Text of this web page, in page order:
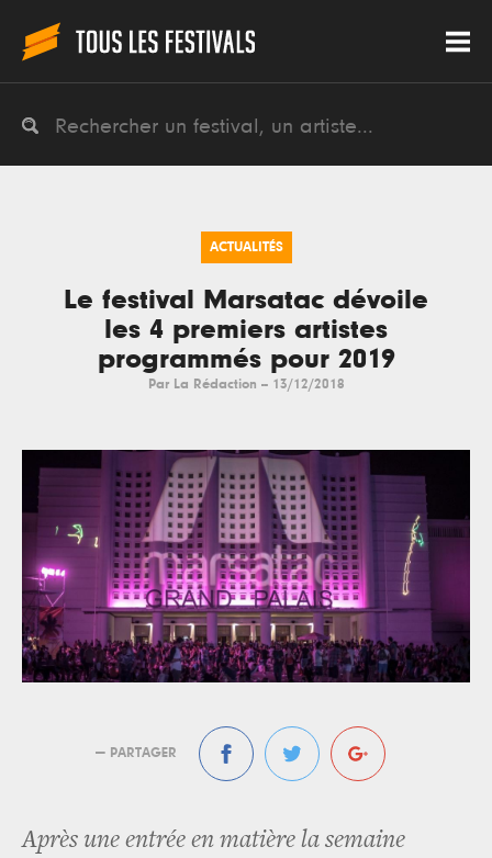
ACTUALITÉS
Le festival Marsatac dévoile
les 4 premiers artistes
programmés pour 2019
Par La Rédaction -- 13/12/2018
— PARTAGER
Après une entrée en matière la semaine